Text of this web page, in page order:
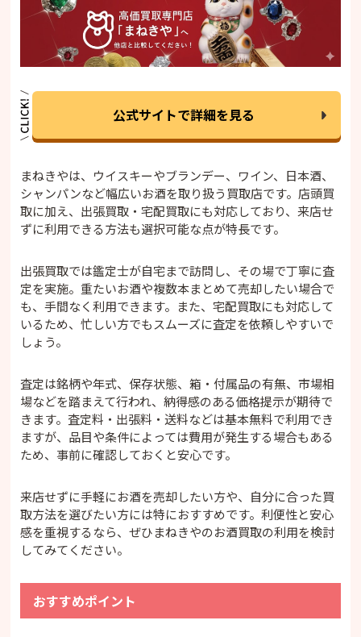
公式サイトで詳細を見る
まねきやは、ウイスキーやブランデー、ワイン、日本酒、
シャンパンなど幅広いお酒を取り扱う買取店です。店頭買
取に加え、出張買取・宅配買取にも対応しており、来店せ
ずに利用できる方法も選択可能な点が特長です。
出張買取では鑑定士が自宅まで訪問し、その場で丁寧に査
定を実施。重たいお酒や複数本まとめて売却したい場合で
も、手間なく利用できます。また、宅配買取にも対応して
いるため、忙しい方でもスムーズに査定を依頼しやすいで
しょう。
査定は銘柄や年式、保存状態、箱・付属品の有無、市場相
場などを踏まえて行われ、納得感のある価格提示が期待で
きます。査定料・出張料・送料などは基本無料で利用でき
ますが、品目や条件によっては費用が発生する場合もある
ため、事前に確認しておくと安心です。
来店せずに手軽にお酒を売却したい方や、自分に合った買
取方法を選びたい方には特におすすめです。利便性と安心
感を重視するなら、ぜひまねきやのお酒買取の利用を検討
してみてください。
おすすめポイント